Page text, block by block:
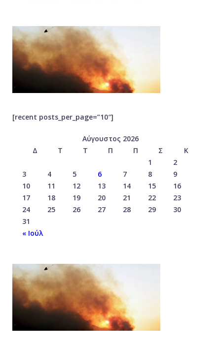
[recent posts_per_page=”10″]
Αύγουστος 2026
Δ
Τ Τ Π Π Σ
Κ
1
2
3
4 5 6 7 8
9
10
11 12 13 14 15
16
17
18 19 20 21 22
23
24
25 26 27 28 29
30
31
« Ιούλ